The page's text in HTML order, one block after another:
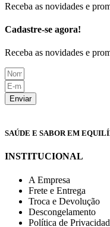
Receba as novidades e
Cadastre-se agora!
Receba as novidades e
Enviar
SAÚDE E SABOR EM
INSTITUCIONAL
A Empresa
Frete e Entrega
Troca e Devolução
Descongelamento
Política de